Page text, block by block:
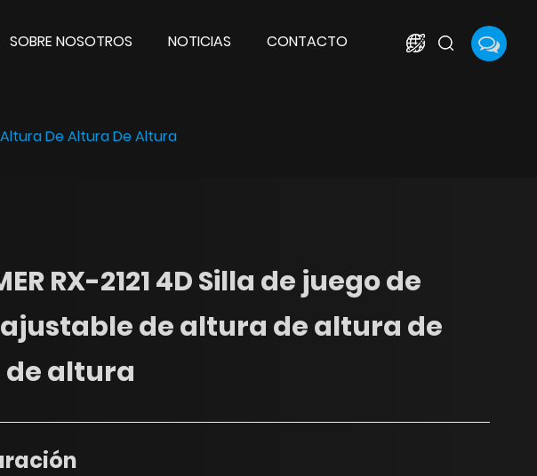
SOBRE NOSOTROS NOTICIAS CONTACTO
Altura De Altura De Altura
RX-2121 4D Silla de juego de
de altura de altura de
altura